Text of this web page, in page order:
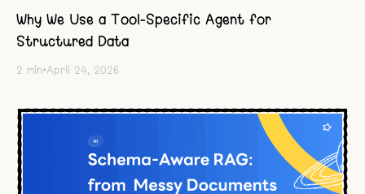
Why We Use a Tool-Specific Agent for
Structured Data
2 min•April 24, 2026